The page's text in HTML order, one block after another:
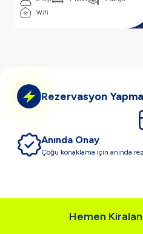
Wifi
Rezervasyon
Anında Onay
Çoğu konaklama için anında
Hemen